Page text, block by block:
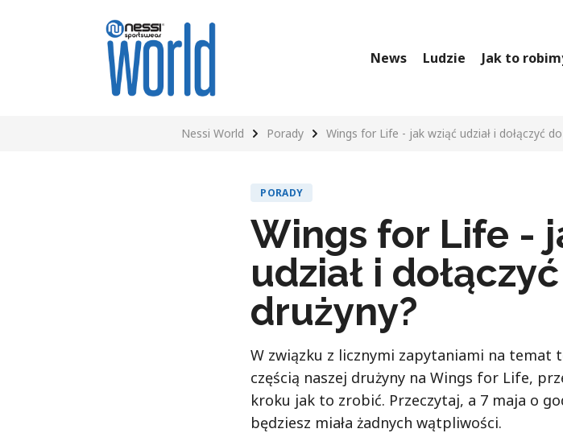
News Ludzie Jak to
Nessi World Porady Wings for Life - jak wziąć udział i dołączyć
PORADY
Wings for Life -
udział i
drużyny?
W związku z licznymi zapytaniami na temat
częścią naszej drużyny na Wings for Life,
kroku jak to zrobić. Przeczytaj, a 7 maja o
będziesz miała żadnych wątpliwości.